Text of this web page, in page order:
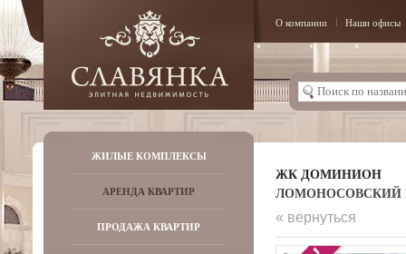
О компании Наши офисы
ЖИЛЫЕ КОМПЛЕКСЫ
АРЕНДА КВАРТИР
ПРОДАЖА КВАРТИР
ЖК ДОМИНИОН
ЛОМОНОСОВСКИЙ
« вернуться